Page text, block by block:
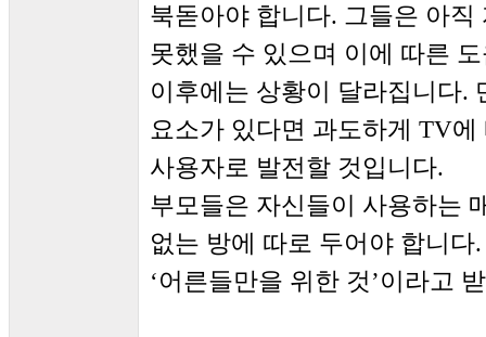
북돋아야 합니다. 그들은 아
못했을 수 있으며 이에 따른
이후에는 상황이 달라집니다.
요소가 있다면 과도하게 TV
사용자로 발전할 것입니다.
부모들은 자신들이 사용하는
없는 방에 따로 두어야 합니
‘어른들만을 위한 것’이라고